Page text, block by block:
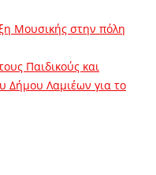
Μουσικής στην πόλη
Παιδικούς και
Δήμου Λαμιέων για το